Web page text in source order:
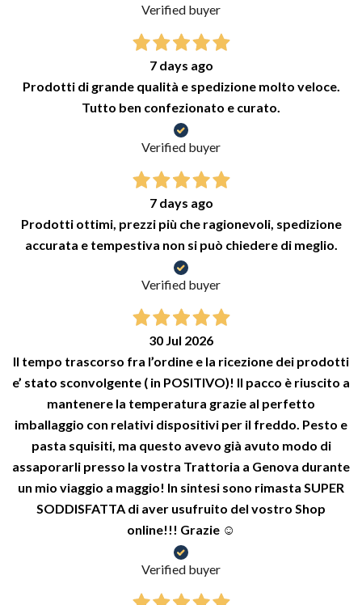
Verified buyer
7 days ago
Prodotti di grande qualità e spedizione molto veloce.
Tutto ben confezionato e curato.
Verified buyer
7 days ago
Prodotti ottimi, prezzi più che ragionevoli, spedizione
accurata e tempestiva non si può chiedere di meglio.
Verified buyer
30 Jul 2026
Il tempo trascorso fra l’ordine e la ricezione dei prodotti
e’ stato sconvolgente ( in POSITIVO)! Il pacco è riuscito a
mantenere la temperatura grazie al perfetto
imballaggio con relativi dispositivi per il freddo. Pesto e
pasta squisiti, ma questo avevo già avuto modo di
assaporarli presso la vostra Trattoria a Genova durante
un mio viaggio a maggio! In sintesi sono rimasta SUPER
SODDISFATTA di aver usufruito del vostro Shop
online!!! Grazie ☺️
Verified buyer